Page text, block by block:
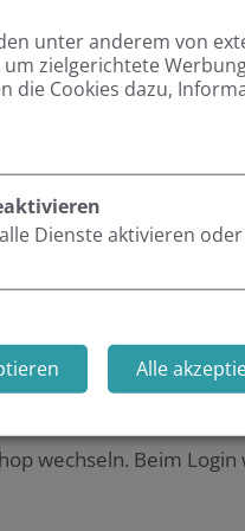
Januar 2025 war es
sorgfältiger Vorbereitung
zügig innerhalb eines
Online-Service erfolgen.
und Endkunden
Struktur
per Website-
wechseln. Beim
unter anderem von
zielgerichtete
die Cookies dazu,
Dienste aktivieren oder
Alle